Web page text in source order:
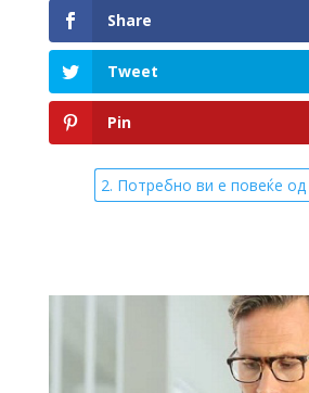
Share
Tweet
Pin
2. Потребно ви е повеќе